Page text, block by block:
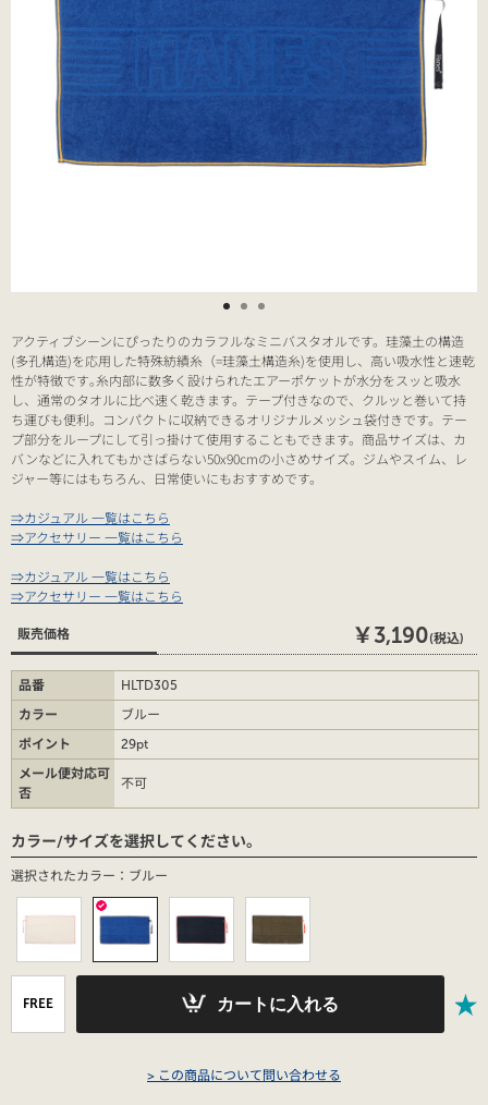
アクティブシーンにぴったりのカラフルなミニバスタオルです。珪藻土の構造
(多孔構造)を応用した特殊紡績糸（=珪藻土構造糸)を使用し、高い吸水性と速乾
性が特徴です｡糸内部に数多く設けられたエアーポケットが水分をスッと吸水
し、通常のタオルに比べ速く乾きます。テープ付きなので、クルッと巻いて持
ち運びも便利。コンパクトに収納できるオリジナルメッシュ袋付きです。テー
プ部分をループにして引っ掛けて使用することもできます。商品サイズは、カ
バンなどに入れてもかさばらない50x90cmの小さめサイズ。ジムやスイム、レ
ジャー等にはもちろん、日常使いにもおすすめです。
⇒カジュアル 一覧はこちら
⇒アクセサリー 一覧はこちら
⇒カジュアル 一覧はこちら
⇒アクセサリー 一覧はこちら
販売価格 ￥3,190(税込)
品番
HLTD305
カラー
ブルー
ポイント
29pt
メール便対応可
否
不可
カラー/サイズを選択してください。
選択されたカラー：ブルー
FREE カートに入れる
> この商品について問い合わせる